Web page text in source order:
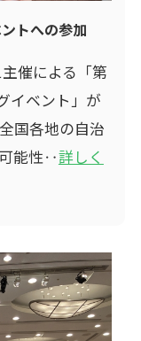
トへの参加
催による「第
イベント」が
国各地の自治
能性‥詳しく